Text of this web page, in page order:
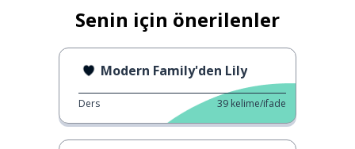
Senin için önerilenler
Modern Family'den Lily
Ders 39 kelime/ifade